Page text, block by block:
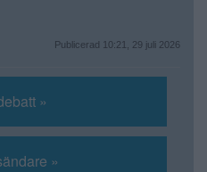
Publicerad 10:21, 29 juli 2026
»
»